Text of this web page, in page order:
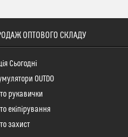
ОПТОВОГО СКЛАДУ
Сьогодні
OUTDO
рукавички
екіпірування
захист